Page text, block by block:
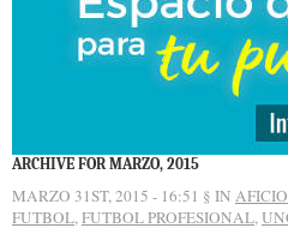
ARCHIVE FOR MARZO, 2015
MARZO 31ST, 2015 - 16:51 § IN
FUTBOL,FUTBOL PROFESIONAL,